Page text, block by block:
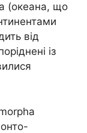
(океана, що
від
із